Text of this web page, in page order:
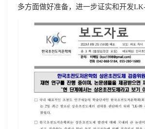
多方面做好准备，进一步证实和开发LK-